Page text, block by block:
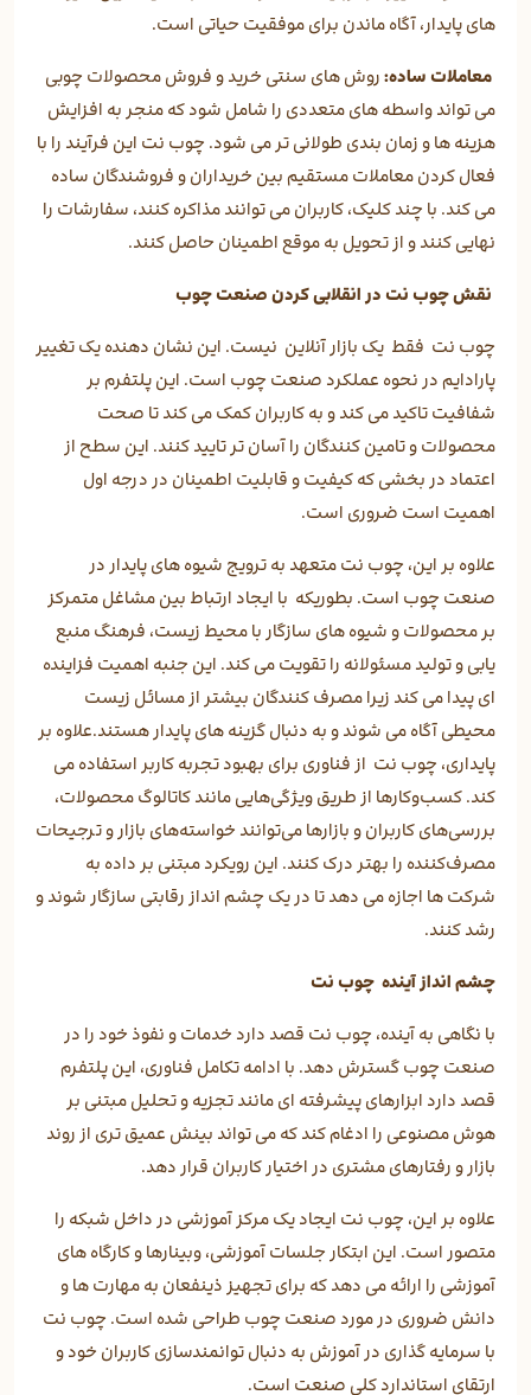
های پایدار، آگاه ماندن برای موفقیت حیاتی است.
معاملات ساده:روش های سنتی خرید و فروش محصولات چوبی
می تواند واسطه های متعددی را شامل شود که منجر به افزایش
هزینه ها و زمان بندی طولانی تر می شود. چوب نت این فرآیند را با
فعال کردن معاملات مستقیم بین خریداران و فروشندگان ساده
می کند. با چند کلیک، کاربران می توانند مذاکره کنند، سفارشات را
نهایی کنند و از تحویل به موقع اطمینان حاصل کنند.
نقش چوب نت در انقلابی کردن صنعت چوب
چوب نت فقط یک بازار آنلاین نیست. این نشان دهنده یک تغییر
پارادایم در نحوه عملکرد صنعت چوب است. این پلتفرم بر
شفافیت تاکید می کند و به کاربران کمک می کند تا صحت
محصولات و تامین کنندگان را آسان تر تایید کنند. این سطح از
اعتماد در بخشی که کیفیت و قابلیت اطمینان در درجه اول
اهمیت است ضروری است.
علاوه بر این، چوب نت متعهد به ترویج شیوه های پایدار در
صنعت چوب است. بطوریکه با ایجاد ارتباط بین مشاغل متمرکز
بر محصولات و شیوه های سازگار با محیط زیست، فرهنگ منبع
یابی و تولید مسئولانه را تقویت می کند. این جنبه اهمیت فزاینده
ای پیدا می کند زیرا مصرف کنندگان بیشتر از مسائل زیست
محیطی آگاه می شوند و به دنبال گزینه های پایدار هستند.علاوه بر
پایداری، چوب نت از فناوری برای بهبود تجربه کاربر استفاده می
کند. کسب‌وکارها از طریق ویژگی‌هایی مانند کاتالوگ محصولات،
بررسی‌های کاربران و بازارها می‌توانند خواسته‌های بازار و ترجیحات
مصرف‌کننده را بهتر درک کنند. این رویکرد مبتنی بر داده به
شرکت ها اجازه می دهد تا در یک چشم انداز رقابتی سازگار شوند و
رشد کنند.
چشم انداز آینده چوب نت
با نگاهی به آینده، چوب نت قصد دارد خدمات و نفوذ خود را در
صنعت چوب گسترش دهد. با ادامه تکامل فناوری، این پلتفرم
قصد دارد ابزارهای پیشرفته ای مانند تجزیه و تحلیل مبتنی بر
هوش مصنوعی را ادغام کند که می تواند بینش عمیق تری از روند
بازار و رفتارهای مشتری در اختیار کاربران قرار دهد.
علاوه بر این، چوب نت ایجاد یک مرکز آموزشی در داخل شبکه را
متصور است. این ابتکار جلسات آموزشی، وبینارها و کارگاه های
آموزشی را ارائه می دهد که برای تجهیز ذینفعان به مهارت ها و
دانش ضروری در مورد صنعت چوب طراحی شده است. چوب نت
با سرمایه گذاری در آموزش به دنبال توانمندسازی کاربران خود و
ارتقای استاندارد کلی صنعت است.